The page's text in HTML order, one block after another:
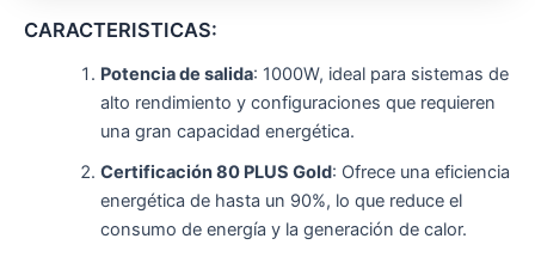
CARACTERISTICAS:
Potencia de salida: 1000W, ideal para sistemas de
alto rendimiento y configuraciones que requieren
una gran capacidad energética.
Certificación 80 PLUS Gold: Ofrece una eficiencia
energética de hasta un 90%, lo que reduce el
consumo de energía y la generación de calor.